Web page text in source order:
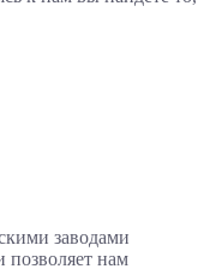
заводами
позволяет нам